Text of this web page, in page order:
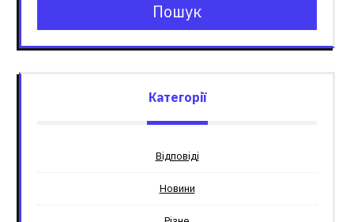
Пошук
Категорії
Відповіді
Новини